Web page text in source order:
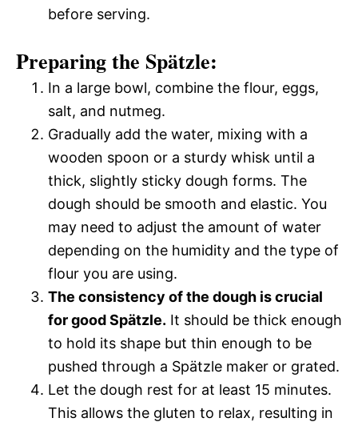
before serving.
Preparing the Spätzle:
In a large bowl, combine the flour, eggs,
salt, and nutmeg.
Gradually add the water, mixing with a
wooden spoon or a sturdy whisk until a
thick, slightly sticky dough forms. The
dough should be smooth and elastic. You
may need to adjust the amount of water
depending on the humidity and the type of
flour you are using.
The consistency of the dough is crucial
for good Spätzle. It should be thick enough
to hold its shape but thin enough to be
pushed through a Spätzle maker or grated.
Let the dough rest for at least 15 minutes.
This allows the gluten to relax, resulting in